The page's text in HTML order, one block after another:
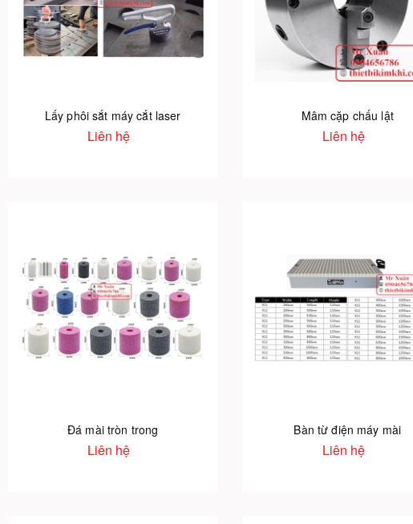
Lấy phôi sắt máy cắt laser
Liên hệ
Mâm cặp chấu lật
Liên hệ
Đá mài tròn trong
Liên hệ
Bàn từ điện máy mài
Liên hệ